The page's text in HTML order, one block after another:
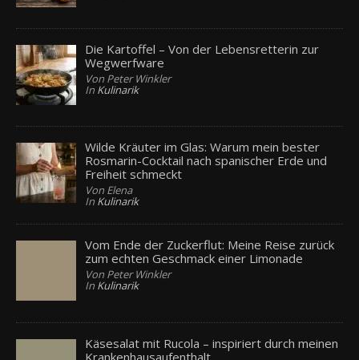
Die Kartoffel – Von der Lebensretterin zur
Wegwerfware
Von Peter Winkler
In Kulinarik
Wilde Kräuter im Glas: Warum mein bester
Rosmarin-Cocktail nach spanischer Erde und
Freiheit schmeckt
Von Elena
In Kulinarik
Vom Ende der Zuckerflut: Meine Reise zurück
zum echten Geschmack einer Limonade
Von Peter Winkler
In Kulinarik
Käsesalat mit Rucola – inspiriert durch meinen
Krankenhausaufenthalt